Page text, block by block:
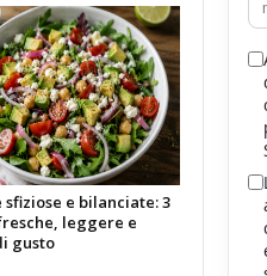
sfiziose e bilanciate: 3
leggere e
gusto